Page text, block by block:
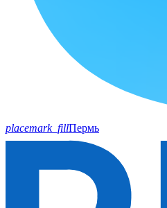
placemark_fillПермь